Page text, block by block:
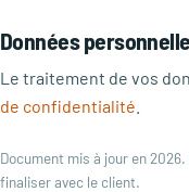
Données
Le traitement de vos
de confidentialité
Document mis à jour en
finaliser avec le client.